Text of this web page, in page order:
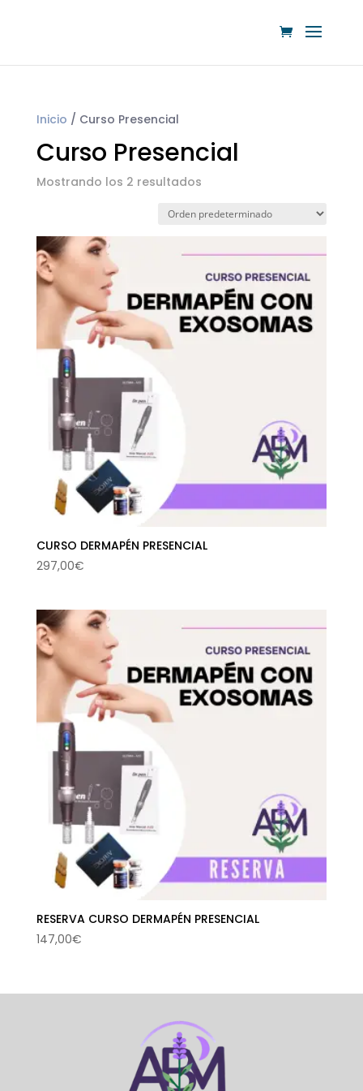
Inicio / Curso Presencial
Curso Presencial
Mostrando los 2 resultados
CURSO DERMAPÉN PRESENCIAL
297,00€
RESERVA CURSO DERMAPÉN PRESENCIAL
147,00€